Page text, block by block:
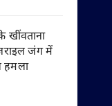
खींवताना
जंग में
हमला